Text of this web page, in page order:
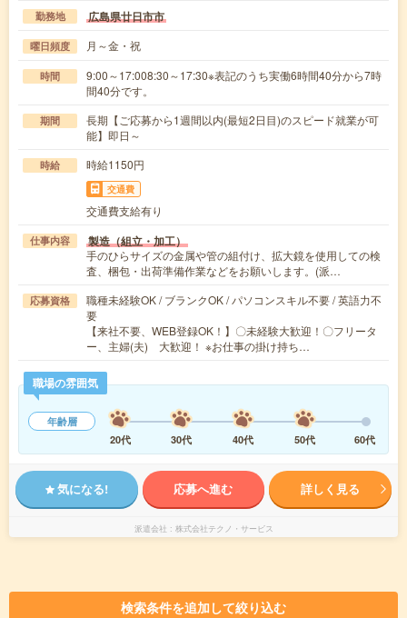
勤務地 広島県廿日市市
曜日頻度 月～金・祝
時間
9:00～17:008:30～17:30※表記のうち実働6時間40分から7時
間40分です。
期間
長期【ご応募から1週間以内(最短2日目)のスピード就業が可
能】即日～
時給 時給1150円
交通費
交通費支給有り
仕事内容 製造（組立・加工）
手のひらサイズの金属や管の組付け、拡大鏡を使用しての検
査、梱包・出荷準備作業などをお願いします。(派…
応募資格
職種未経験OK / ブランクOK / パソコンスキル不要 / 英語力不
要
【来社不要、WEB登録OK！】〇未経験大歓迎！〇フリータ
ー、主婦(夫) 大歓迎！ ※お仕事の掛け持ち…
職場の雰囲気
年齢層
20代
30代 40代 50代 60代
気になる! 応募へ進む 詳しく見る
派遣会社 株式会社テクノ・サービス
検索条件を追加して絞り込む